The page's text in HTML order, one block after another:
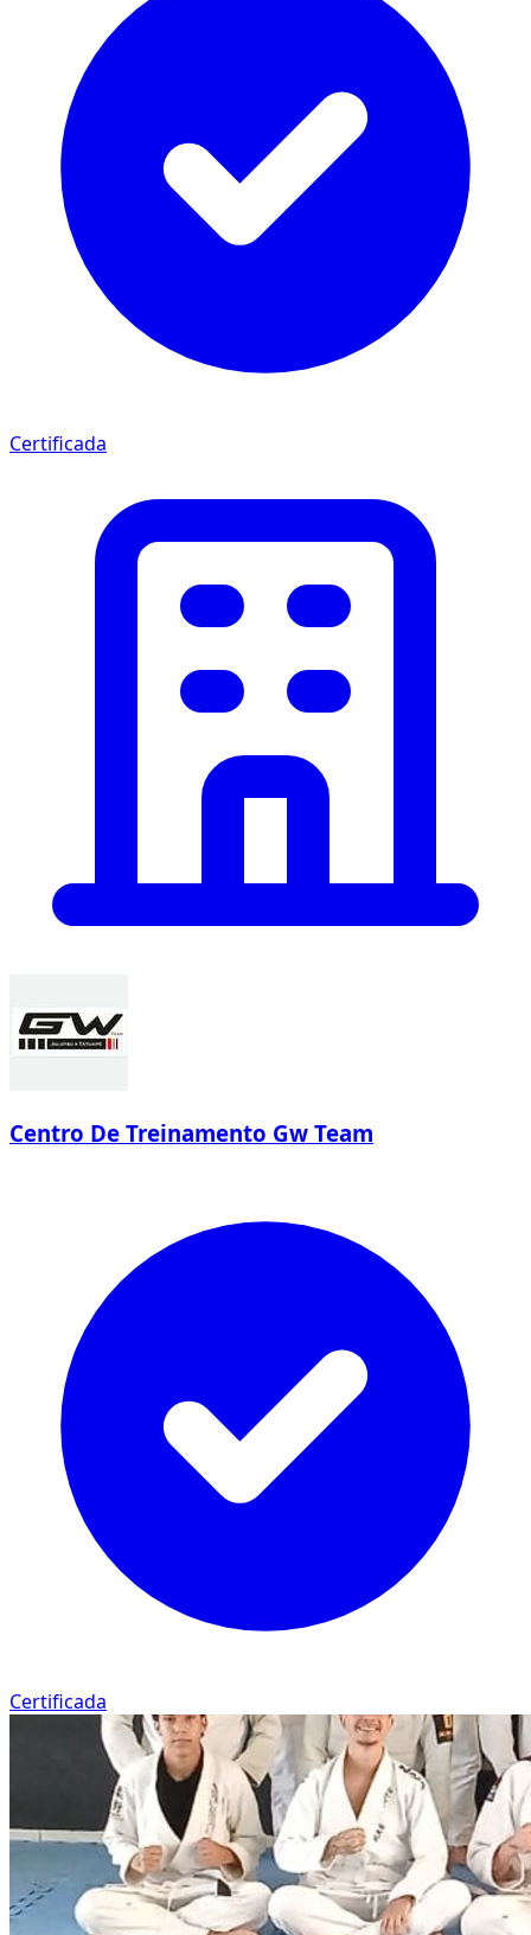
Certificada
Centro De Treinamento Gw Team
Certificada